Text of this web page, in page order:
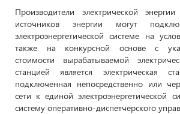
Производители электрической
источников энергии могут
электроэнергетической системе на
также на конкурсной основе с
стоимости вырабатываемой
станцией является электрическая
подключенная непосредственно или
сети к единой электроэнергетической
систему оперативно-диспетчерского